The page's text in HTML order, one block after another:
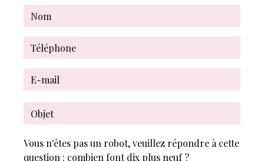
Vous n'êtes pas un robot, veuillez répondre à cette
question : combien font dix plus neuf ?